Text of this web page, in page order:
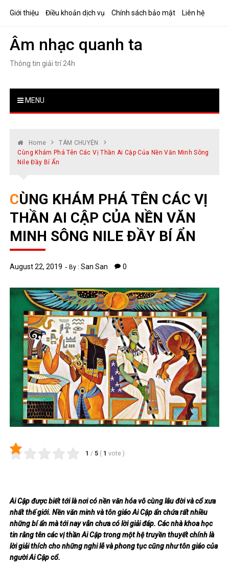
Giới thiệu Điều khoản dịch vụ Chính sách bảo mật Liên hệ
Âm nhạc quanh ta
Thông tin giải trí 24h
MENU
Home
TÁM CHUYỆN
Cùng Khám Phá Tên Các Vị Thần Ai Cập Của Nền Văn Minh Sông
Nile Đầy Bí Ẩn
CÙNG KHÁM PHÁ TÊN CÁC VỊ
THẦN AI CẬP CỦA NỀN VĂN
MINH SÔNG NILE ĐẦY BÍ ẨN
August 22, 2019 By :San San 0
1 / 5 ( 1 vote )
Ai Cập được biết tới là nơi có nền văn hóa vô cùng lâu đời và cổ xưa
nhất thế giới. Nền văn minh và tôn giáo Ai Cập ẩn chứa rất nhiều
những bí ẩn mà tới nay vẫn chưa có lời giải đáp. Các nhà khoa học
tin rằng tên các vị thần Ai Cập trong một hệ truyền thuyết chính là
lời giải thích cho những nghi lễ và phong tục cũng như tôn giáo của
người Ai Cập cổ.